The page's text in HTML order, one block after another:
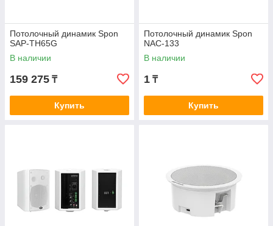
Потолочный динамик Spon
SAP-TH65G
В наличии
159 275 ₸
Купить
Потолочный динамик Spon
NAC-133
В наличии
1 ₸
Купить